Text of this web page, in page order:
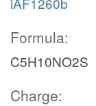
Formula:
C5H10NO2S
Charge: